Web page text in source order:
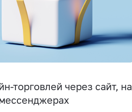
торговлей через сайт, на